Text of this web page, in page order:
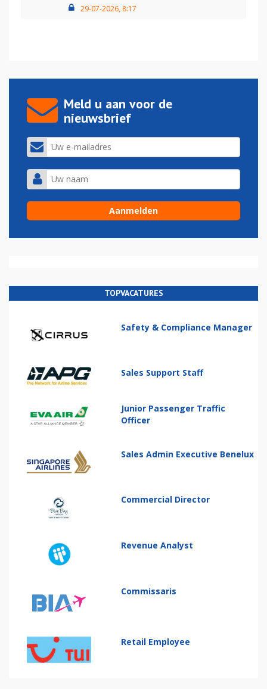
29-07-2026, 8:17
Meld u aan voor de
nieuwsbrief
TOPVACATURES
Safety & Compliance Manager
Sales Support Staff
Junior Passenger Traffic
Officer
Sales Admin Executive Benelux
Commercial Director
Revenue Analyst
Commissaris
Retail Employee